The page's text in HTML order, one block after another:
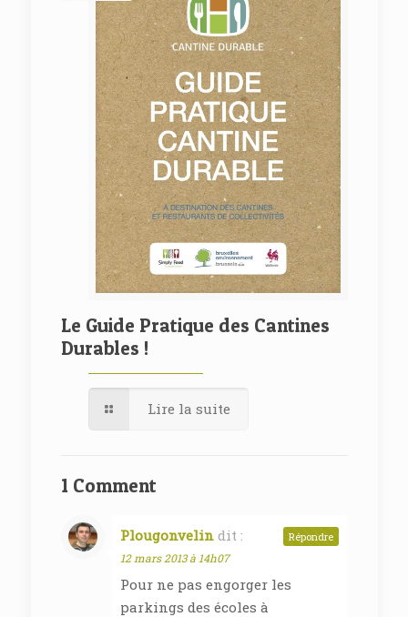
Le Guide Pratique des Cantines
Durables !
Lire la suite
1 Comment
Plougonvelin dit :
12 mars 2013 à 14h07
Pour ne pas engorger les
parkings des écoles à
Répondre